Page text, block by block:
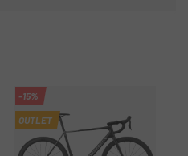
-15%
OUTLET